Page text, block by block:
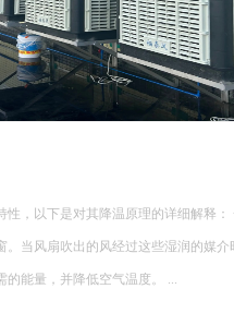
间温度不仅影响员工作业舒适度，
变形、参数偏移，导致产品瑕疵、
率，给企业造成直接经济损...